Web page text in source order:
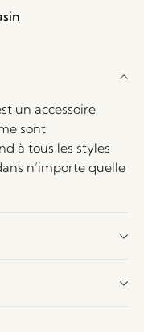
un accessoire
sont
à tous les styles
n’importe quelle